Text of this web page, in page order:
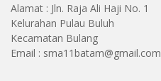
Alamat : Jln. Raja Ali Haji No. 1
Kelurahan Pulau Buluh
Kecamatan Bulang
Email : sma11batam@gmail.com